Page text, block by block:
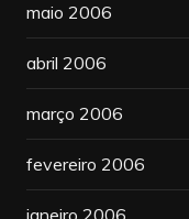
maio 2006
abril 2006
março 2006
fevereiro 2006